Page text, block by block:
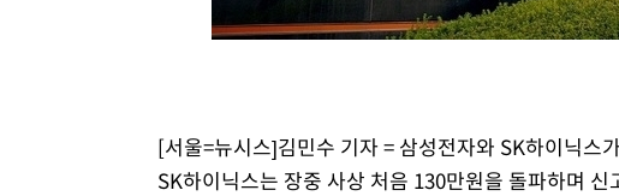
[서울=뉴시스]김민수 기자 = 삼성전자와 SK하이닉스
SK하이닉스는 장중 사상 처음 130만원을 돌파하며